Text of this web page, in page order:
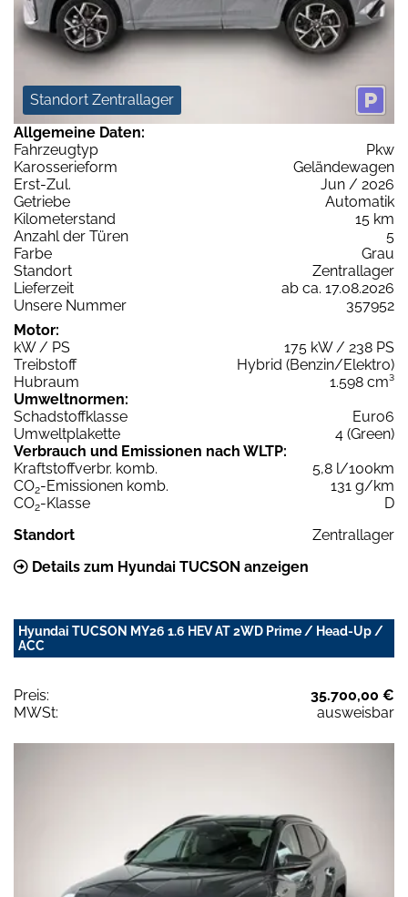
Standort Zentrallager
Allgemeine Daten:
Fahrzeugtyp
Pkw
Karosserieform
Geländewagen
Erst-Zul.
Jun / 2026
Getriebe
Automatik
Kilometerstand
15 km
Anzahl der Türen
5
Farbe
Grau
Standort
Zentrallager
Lieferzeit
ab ca. 17.08.2026
Unsere Nummer
357952
Motor:
kW / PS
175 kW / 238 PS
Treibstoff
Hybrid (Benzin/Elektro)
Hubraum
1.598 cm³
Umweltnormen:
Schadstoffklasse
Euro6
Umweltplakette
4 (Green)
Verbrauch und Emissionen nach WLTP:
Kraftstoffverbr. komb.
5,8 l/100km
CO2-Emissionen komb.
131 g/km
CO2-Klasse
D
Standort
Zentrallager
Details zum Hyundai TUCSON anzeigen
Hyundai TUCSON MY26 1.6 HEV AT 2WD Prime / Head-Up /
ACC
Preis:
35.700,00 €
MWSt:
ausweisbar